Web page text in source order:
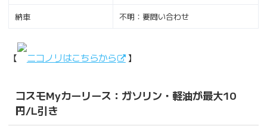
納車 不明：要問い合わせ
【 ニコノリはこちらから 】
コスモMyカーリース：ガソリン・軽油が最大10
円/L引き